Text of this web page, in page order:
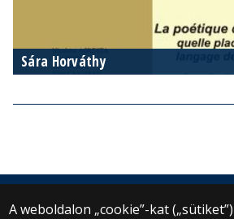
Sára Horváthy
A weboldalon „cookie”-kat